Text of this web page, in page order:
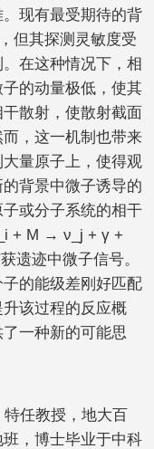
现有最受期待的背
但其探测灵敏度受
在这种情况下，相
的动量极低，使其
散射，使散射截面
，这一机制也带来
量原子上，使得观
背景中微子诱导的
或分子系统的相干
+ M → ν_j + γ +
遗迹中微子信号。
的能级差刚好匹配
该过程的反应概
一种新的可能思
任教授，地大百
，博士毕业于中科